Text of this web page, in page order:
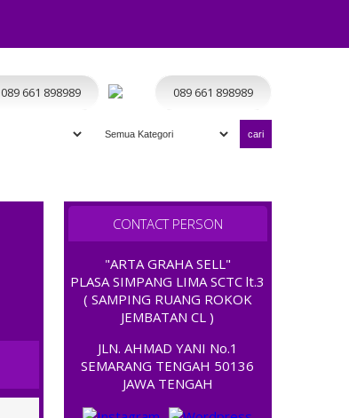
089 661 898989 089 661 898989
CONTACT PERSON
"ARTA GRAHA SELL"
PLASA SIMPANG LIMA SCTC lt.3
( SAMPING RUANG ROKOK
JEMBATAN CL )
JLN. AHMAD YANI No.1
SEMARANG TENGAH 50136
JAWA TENGAH